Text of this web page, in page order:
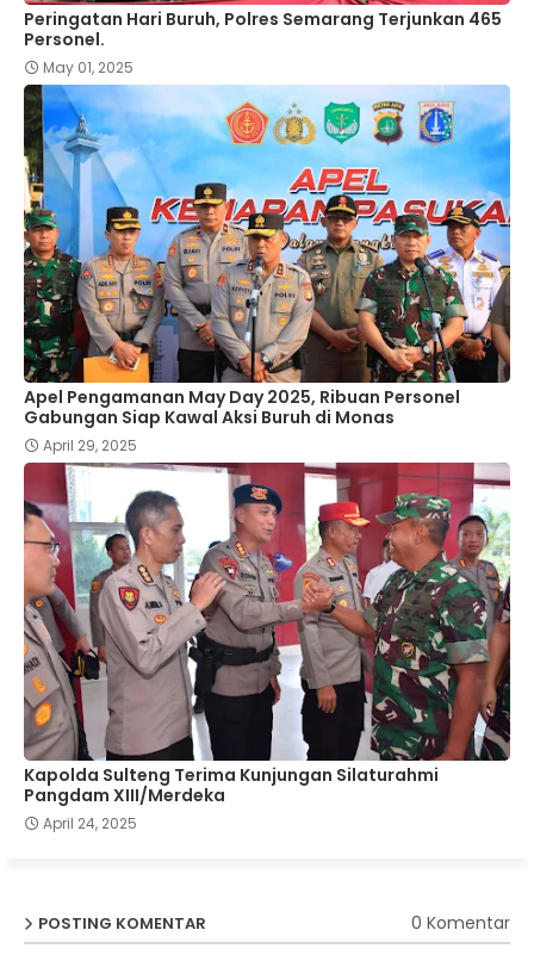
Peringatan Hari Buruh, Polres Semarang Terjunkan 465
Personel.
May 01, 2025
Apel Pengamanan May Day 2025, Ribuan Personel
Gabungan Siap Kawal Aksi Buruh di Monas
April 29, 2025
Kapolda Sulteng Terima Kunjungan Silaturahmi
Pangdam XIII/Merdeka
April 24, 2025
POSTING KOMENTAR 0 Komentar